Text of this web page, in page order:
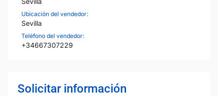
Ubicación del vendedor:
Sevilla
Teléfono del vendedor:
+34667307229
Solicitar información